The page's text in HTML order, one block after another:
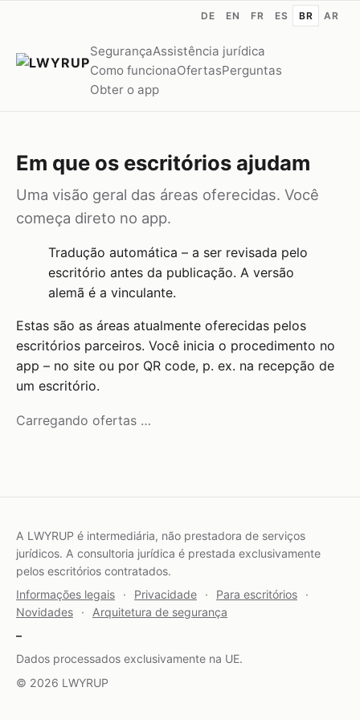
DE EN FR ES BR AR
SegurançaAssistência jurídica
Como funcionaOfertasPerguntas
Obter o app
Em que os escritórios ajudam
Uma visão geral das áreas oferecidas. Você
começa direto no app.
Tradução automática – a ser revisada pelo
escritório antes da publicação. A versão
alemã é a vinculante.
Estas são as áreas atualmente oferecidas pelos
escritórios parceiros. Você inicia o procedimento no
app – no site ou por QR code, p. ex. na recepção de
um escritório.
Carregando ofertas …
A LWYRUP é intermediária, não prestadora de serviços
jurídicos. A consultoria jurídica é prestada exclusivamente
pelos escritórios contratados.
Informações legais
· Privacidade · Para escritórios
·
Novidades
·
Arquitetura de segurança
–
Dados processados exclusivamente na UE.
© 2026 LWYRUP